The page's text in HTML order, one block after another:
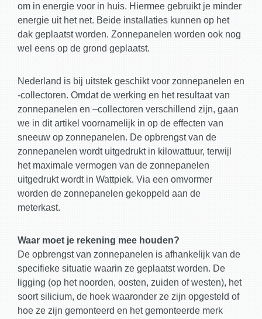
om in energie voor in huis. Hiermee gebruikt je minder
energie uit het net. Beide installaties kunnen op het
dak geplaatst worden. Zonnepanelen worden ook nog
wel eens op de grond geplaatst.
Nederland is bij uitstek geschikt voor zonnepanelen en
-collectoren. Omdat de werking en het resultaat van
zonnepanelen en –collectoren verschillend zijn, gaan
we in dit artikel voornamelijk in op de effecten van
sneeuw op zonnepanelen. De opbrengst van de
zonnepanelen wordt uitgedrukt in kilowattuur, terwijl
het maximale vermogen van de zonnepanelen
uitgedrukt wordt in Wattpiek. Via een omvormer
worden de zonnepanelen gekoppeld aan de
meterkast.
Waar moet je rekening mee houden?
De opbrengst van zonnepanelen is afhankelijk van de
specifieke situatie waarin ze geplaatst worden. De
ligging (op het noorden, oosten, zuiden of westen), het
soort silicium, de hoek waaronder ze zijn opgesteld of
hoe ze zijn gemonteerd en het gemonteerde merk